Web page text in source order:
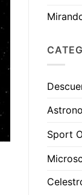
Sport